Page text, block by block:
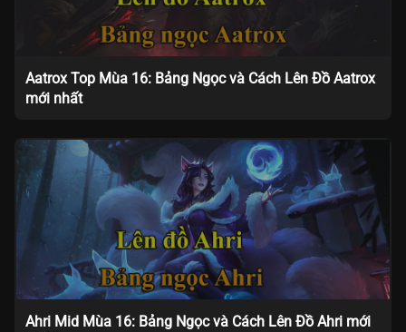
Aatrox Top Mùa 16: Bảng Ngọc và Cách Lên Đồ Aatrox
mới nhất
Ahri Mid Mùa 16: Bảng Ngọc và Cách Lên Đồ Ahri mới